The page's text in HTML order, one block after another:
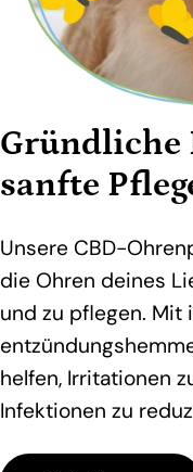
Gründliche
sanfte
Unsere CBD-
die Ohren deines
und zu pflegen. Mit
helfen, Irritationen
Infektionen zu